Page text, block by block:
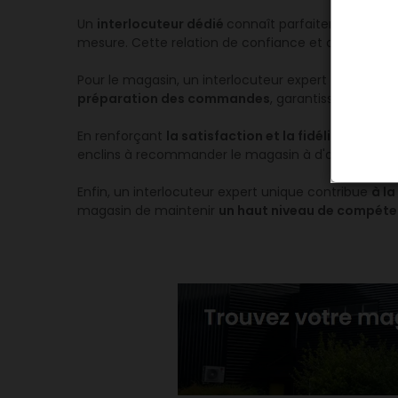
Un interlocuteur dédié connaît parfaitement les
mesure. Cette relation de confiance et de
Pour le magasin, un interlocuteur expert unique
préparation des commandes, garantissant ainsi
En renforçant la satisfaction et la fidélité des
enclins à recommander le magasin à d'autres
Enfin, un interlocuteur expert unique contribue à
magasin de maintenir un haut niveau de